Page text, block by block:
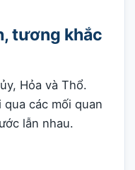
tương khắc
Hỏa và Thổ.
các mối quan
lẫn nhau.